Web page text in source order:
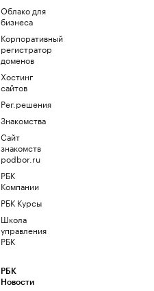
Облако для
бизнеса
Корпоративный
регистратор
доменов
Хостинг
сайтов
Рег.решения
Знакомства
Сайт
знакомств
podbor.ru
РБК
Компании
РБК Курсы
Школа
управления
РБК
РБК
Новости